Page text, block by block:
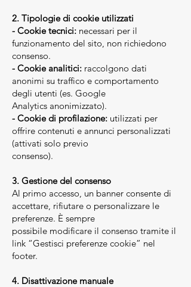
2. Tipologie di cookie utilizzati
- Cookie tecnici: necessari per il
funzionamento del sito, non richiedono
consenso.
- Cookie analitici: raccolgono dati
anonimi su traffico e comportamento
degli utenti (es. Google
Analytics anonimizzato).
- Cookie di profilazione: utilizzati per
offrire contenuti e annunci personalizzati
(attivati solo previo
consenso).
3. Gestione del consenso
Al primo accesso, un banner consente di
accettare, rifiutare o personalizzare le
preferenze. È sempre
possibile modificare il consenso tramite il
link “Gestisci preferenze cookie” nel
footer.
4. Disattivazione manuale